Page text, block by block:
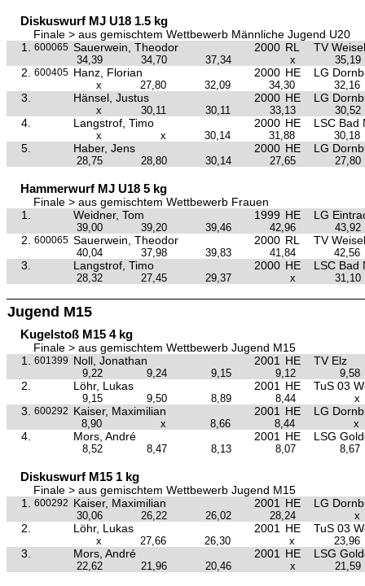
Diskuswurf MJ U18 1.5 kg
Finale > aus gemischtem Wettbewerb Männliche Jugend U20
1.
600065 Sauerwein, Theodor 2000 RL TV Weisel
34,39 34,70 37,34 x 35,19
2. 600405 Hanz, Florian 2000 HE LG
x 27,80 32,09 34,30 32,16
3. Hänsel, Justus 2000 HE LG
x 30,11 30,11 33,13 30,52
4. Langstrof, Timo 2000 HE LSC Bad
x x 30,14 31,88 30,18
5. Haber, Jens 2000 HE LG
28,75 28,80 30,14 27,65 27,80
Hammerwurf MJ U18 5 kg
Finale > aus gemischtem Wettbewerb Frauen
1.
Weidner, Tom 1999 HE LG
39,00 39,20 39,46 42,96 43,92
2. 600065 Sauerwein, Theodor 2000 RL TV Weisel
40,04 37,98 39,83 41,84 42,56
3. Langstrof, Timo 2000 HE LSC Bad
28,32 27,45 29,37 x 31,10
Jugend M15
Kugelstoß M15 4 kg
Finale > aus gemischtem Wettbewerb Jugend M15
1.
601399 Noll, Jonathan 2001 HE TV Elz
9,22 9,24 9,15 9,12 9,58
2. Löhr, Lukas 2001 HE TuS 03
9,15 9,50 8,89 8,44 x
3. 600292 Kaiser, Maximilian 2001 HE LG
8,90 x 8,66 8,44 x
4. Mors, André 2001 HE LSG
8,52 8,47 8,13 8,07 8,67
Diskuswurf M15 1 kg
Finale > aus gemischtem Wettbewerb Jugend M15
1.
600292 Kaiser, Maximilian 2001 HE LG
30,06 26,22 26,02 28,24 x
2. Löhr, Lukas 2001 HE TuS 03
x 27,66 26,30 x 23,96
3. Mors, André 2001 HE LSG
22,62 21,96 20,46 x 21,59